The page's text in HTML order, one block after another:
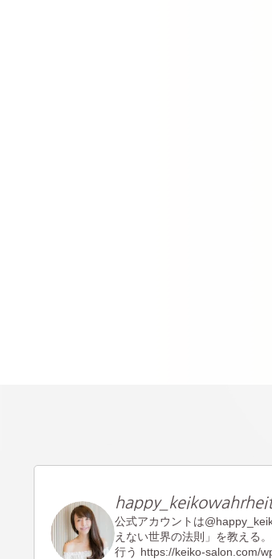
happy_keikowahrheit
公式アカウントは
えない世界の法則」を教える
行う https://keiko-salon.com/